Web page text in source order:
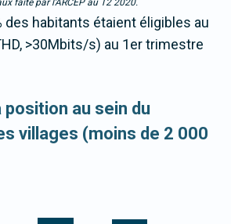
faite par l’ARCEP au T2 2020.
des habitants étaient éligibles au
>30Mbits/s) au 1er trimestre
position au sein du
villages (moins de 2 000